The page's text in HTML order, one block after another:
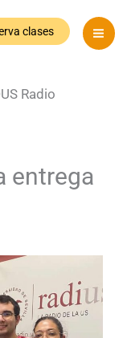
clases
Radio
entrega